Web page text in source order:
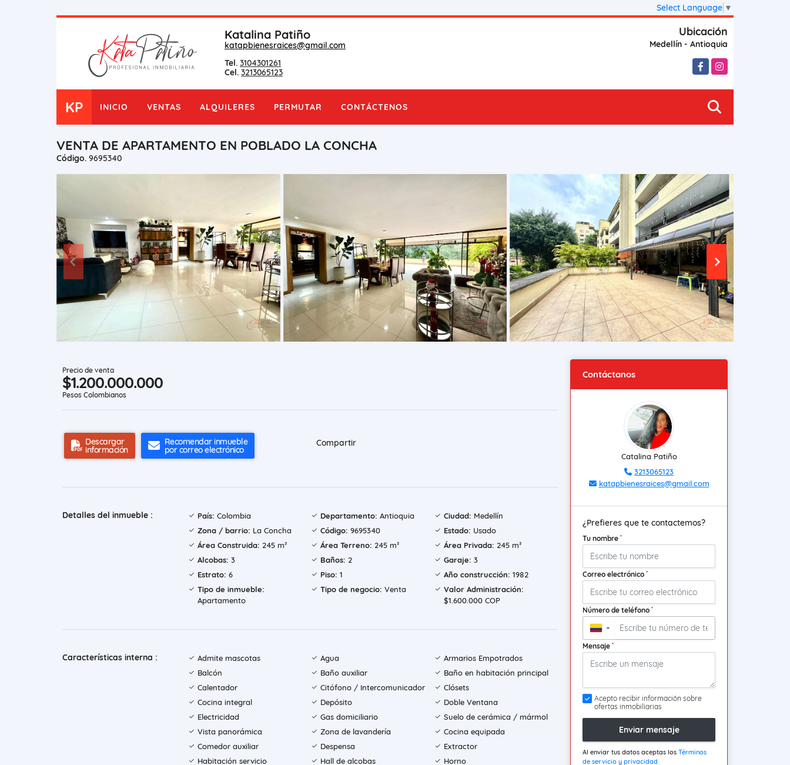
Select Language ▼
Katalina Patiño
katapbienesraices@gmail.com
Tel. 3104301261
Cel. 3213065123
Ubicación
Medellín - Antioquia
FacebookInstagram
KP INICIO VENTAS ALQUILERES PERMUTAR CONTÁCTENOS
VENTA DE APARTAMENTO EN POBLADO LA CONCHA
Código. 9695340
Precio de venta
$1.200.000.000
Pesos Colombianos
Descargar
información
Recomendar inmueble
por correo electrónico
Compartir
Detalles del inmueble : País: Colombia Departamento: Antioquia Ciudad: Medellín
Zona / barrio: La Concha Código: 9695340 Estado: Usado
Área Construida: 245 m² Área Terreno: 245 m² Área Privada: 245 m²
Alcobas: 3 Baños: 2 Garaje: 3
Estrato: 6 Piso: 1 Año construcción: 1982
Tipo de inmueble:
Apartamento
Tipo de negocio: Venta
Valor Administración:
$1.600.000 COP
Características interna : Admite mascotas Agua
Armarios Empotrados
Balcón
Baño auxiliar
Baño en habitación principal
Calentador
Citófono / Intercomunicador
Clósets
Cocina integral
Depósito
Doble Ventana
Electricidad
Gas domiciliario
Suelo de cerámica / mármol
Vista panorámica
Zona de lavandería
Cocina equipada
Comedor auxiliar
Despensa
Extractor
Habitación servicio
Hall de alcobas
Horno
Contáctanos
Catalina Patiño
3213065123
katapbienesraices@gmail.com
¿Prefieres que te contactemos?
Tu nombre *
Correo electrónico *
Número de teléfono *
▼
Mensaje *
Acepto recibir información sobre
ofertas inmobiliarias
Enviar mensaje
Al enviar tus datos aceptas los Términos
de servicio y privacidad